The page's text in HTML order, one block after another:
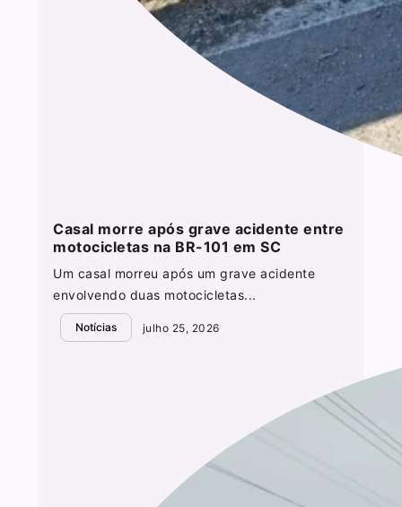
Casal morre após grave acidente entre
motocicletas na BR-101 em SC
Um casal morreu após um grave acidente
envolvendo duas motocicletas...
Notícias julho 25, 2026